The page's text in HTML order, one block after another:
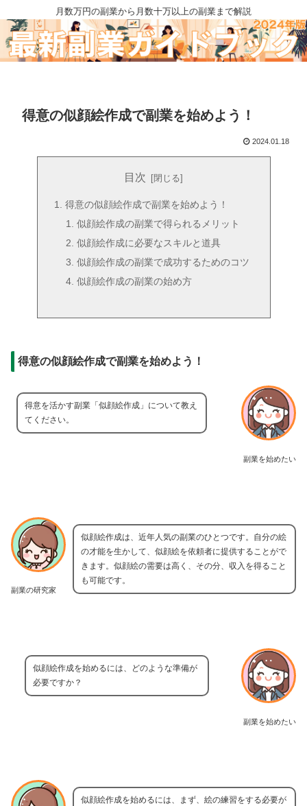
月数万円の副業から月数十万以上の副業まで解説
得意の似顔絵作成で副業を始めよう！
2024.01.18
目次
得意の似顔絵作成で副業を始めよう！
似顔絵作成の副業で得られるメリット
似顔絵作成に必要なスキルと道具
似顔絵作成の副業で成功するためのコツ
似顔絵作成の副業の始め方
得意の似顔絵作成で副業を始めよう！
副業を始めたい
得意を活かす副業「似顔絵作成」について教え
てください。
副業の研究家
似顔絵作成は、近年人気の副業のひとつです。自分の絵
の才能を生かして、似顔絵を依頼者に提供することがで
きます。似顔絵の需要は高く、その分、収入を得ること
も可能です。
副業を始めたい
似顔絵作成を始めるには、どのような準備が
必要ですか？
似顔絵作成を始めるには、まず、絵の練習をする必要が